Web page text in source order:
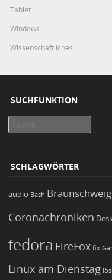
Tablet
Windows
Wissenschaftliches
SUCHFUNKTION
SCHLAGWÖRTER
audio Bash Braunschweig
Coronachroniken
fedora FireFox fix
Linux am Dienstag